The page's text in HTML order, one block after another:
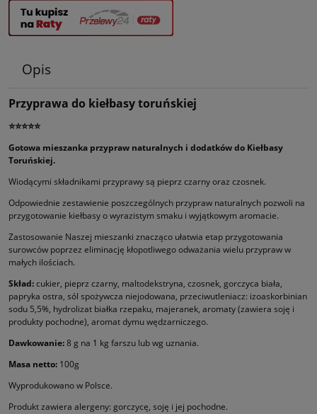
Opis
Przyprawa do kiełbasy toruńskiej
⭐⭐⭐⭐⭐
Gotowa mieszanka przypraw naturalnych i dodatków do Kiełbasy
Toruńskiej.
Wiodącymi składnikami przyprawy są pieprz czarny oraz czosnek.
Odpowiednie zestawienie poszczególnych przypraw naturalnych pozwoli na
przygotowanie kiełbasy o wyrazistym smaku i wyjątkowym aromacie.
Zastosowanie Naszej mieszanki znacząco ułatwia etap przygotowania
surowców poprzez eliminację kłopotliwego odważania wielu przypraw w
małych ilościach.
Skład:cukier, pieprz czarny, maltodekstryna, czosnek, gorczyca biała,
papryka ostra, sól spożywcza niejodowana, przeciwutleniacz: izoaskorbinian
sodu 5,5%, hydrolizat białka rzepaku, majeranek, aromaty (zawiera soję i
produkty pochodne), aromat dymu wędzarniczego.
Dawkowanie:8 g na 1 kg farszu lub wg uznania.
Masa netto: 100g
Wyprodukowano w Polsce.
Produkt zawiera alergeny: gorczycę, soję i jej pochodne.